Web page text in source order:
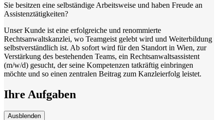
Sie besitzen eine selbständige Arbeitsweise und haben Freude an
Assistenztätigkeiten?
Unser Kunde ist eine erfolgreiche und renommierte
Rechtsanwaltskanzlei, wo Teamgeist gelebt wird und Weiterbildung
selbstverständlich ist. Ab sofort wird für den Standort in Wien, zur
Verstärkung des bestehenden Teams, ein Rechtsanwaltsassistent
(m/w/d) gesucht, der seine Kompetenzen tatkräftig einbringen
möchte und so einen zentralen Beitrag zum Kanzleierfolg leistet.
Ihre Aufgaben
Ausblenden